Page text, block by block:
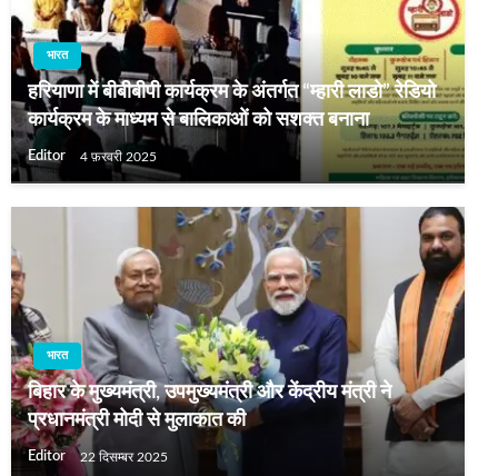
भारत
हरियाणा में बीबीबीपी कार्यक्रम के अंतर्गत “म्हारी लाडो” रेडियो
कार्यक्रम के माध्यम से बालिकाओं को सशक्त बनाना
Editor 4 फ़रवरी 2025
भारत
बिहार के मुख्यमंत्री, उपमुख्यमंत्री और केंद्रीय मंत्री ने
प्रधानमंत्री मोदी से मुलाकात की
Editor 22 दिसम्बर 2025